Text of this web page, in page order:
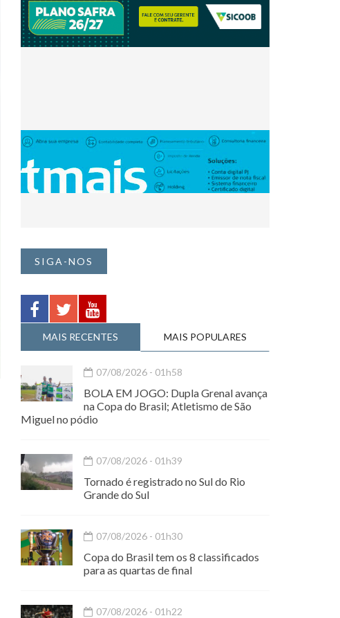
SIGA-NOS
MAIS RECENTES MAIS POPULARES
07/08/2026 - 01h58
BOLA EM JOGO: Dupla Grenal avança
na Copa do Brasil; Atletismo de São
Miguel no pódio
07/08/2026 - 01h39
Tornado é registrado no Sul do Rio
Grande do Sul
07/08/2026 - 01h30
Copa do Brasil tem os 8 classificados
para as quartas de final
07/08/2026 - 01h22